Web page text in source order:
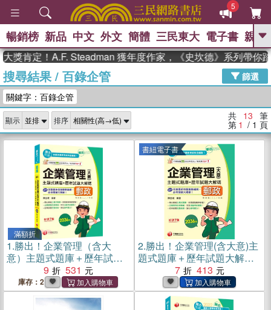
5
GO
高希均教授回憶錄
、 The Odyssey 、 父親節 、 如果歷
獎 臺灣漫遊錄 、 方念華 、 台灣的李
登輝時代
數學女孩：黎曼猜想 、
偉大的迷走神經
暢銷榜 新品 中文 外文 簡體 三民東大 電子書 親子
肯定！A.F. Steadman 獲年度作家，《史坎德》系列帶你踏
搜尋結果/ 百錄企管
篩選
關鍵字：百錄企管
顯示 排序 共 13 筆
第 1 / 1 頁
滿額折
1.勝出！企業管理（含大
意）主題式題庫＋歷年試題
9 531
庫存：2
書紐電子書
2.勝出！企業管理(含大意)主
題式題庫＋歷年試題大解碼
7 413